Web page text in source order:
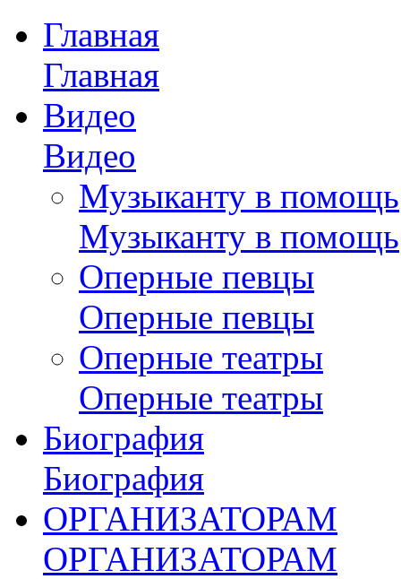
Главная
Главная
Видео
Видео
Музыканту в помощь
Музыканту в помощь
Оперные певцы
Оперные певцы
Оперные театры
Оперные театры
Биография
Биография
ОРГАНИЗАТОРАМ
ОРГАНИЗАТОРАМ